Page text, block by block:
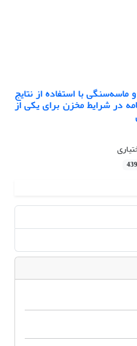
با استفاده از نتایج
در شرایط مخزن برای یکی از